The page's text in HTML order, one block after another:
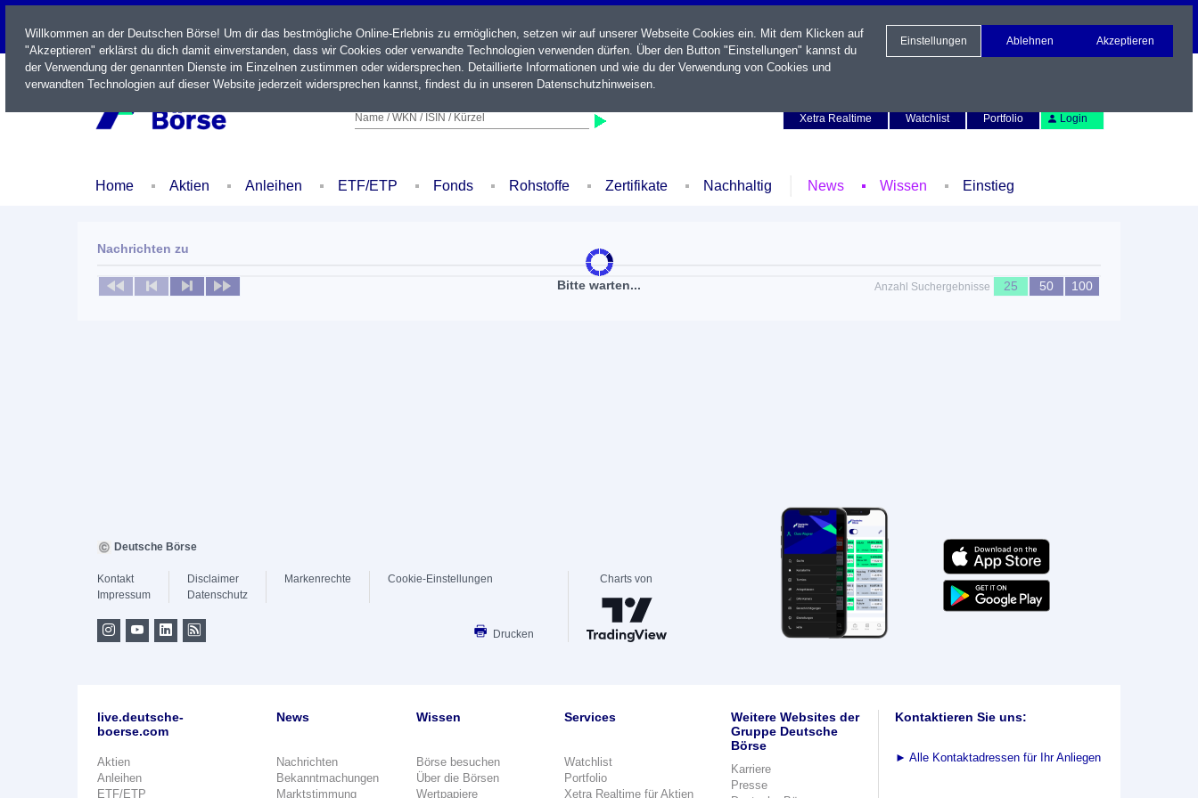
LIVE
Name / WKN / ISIN / Kürzel
Xetra Realtime
Watchlist Portfolio Login
Home Aktien Anleihen ETF/ETP Fonds Rohstoffe Zertifikate Nachhaltig News Wissen Einstieg
Bitte warten...
Nachrichten zu
Keine News verfügbar Anzahl Suchergebnisse 25 50 100
Willkommen an der Deutschen Börse! Um dir das bestmögliche Online-Erlebnis zu ermöglichen, setzen wir auf unserer Webseite Cookies ein. Mit dem Klicken auf
"Akzeptieren" erklärst du dich damit einverstanden, dass wir Cookies oder verwandte Technologien verwenden dürfen. Über den Button "Einstellungen" kannst du
der Verwendung der genannten Dienste im Einzelnen zustimmen oder widersprechen. Detaillierte Informationen und wie du der Verwendung von Cookies und
verwandten Technologien auf dieser Website jederzeit widersprechen kannst, findest du in unseren Datenschutzhinweisen.
Einstellungen Ablehnen Akzeptieren
Deutsche Börse
Kontakt
Impressum
Disclaimer
Datenschutz
Markenrechte Cookie-Einstellungen
Drucken
Charts von
live.deutsche-
boerse.com
Aktien
Anleihen
ETF/ETP
News
Nachrichten
Bekanntmachungen
Marktstimmung
Wissen
Börse besuchen
Über die Börsen
Wertpapiere
Services
Watchlist
Portfolio
Xetra Realtime für Aktien
Weitere Websites der
Gruppe Deutsche
Börse
Karriere
Presse
Kontaktieren Sie uns:
► Alle Kontaktadressen für Ihr Anliegen